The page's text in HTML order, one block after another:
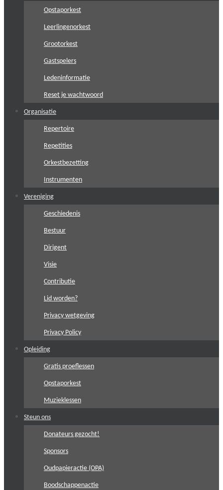
Opstaporkest
Leerlingenorkest
Grootorkest
Gastspelers
Ledeninformatie
Reset je wachtwoord
Organisatie
Repertoire
Repetities
Orkestbezetting
Instrumenten
Vereniging
Geschiedenis
Bestuur
Dirigent
Visie
Contributie
Lid worden?
Privacy wetgeving
Privacy Policy
Opleiding
Gratis proeflessen
Opstaporkest
Muzieklessen
Steun ons
Donateurs gezocht!
Sponsors
Oudpapieractie (OPA)
Boodschappenactie